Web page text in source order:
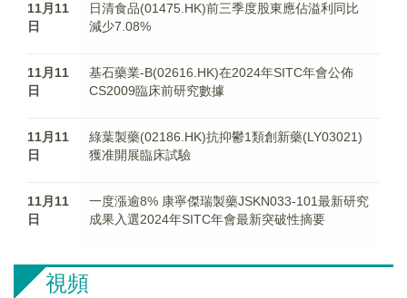
11月11
日
日清食品(01475.HK)前三季度股東應佔溢利同比
減少7.08%
11月11
日
基石藥業-B(02616.HK)在2024年SITC年會公佈
CS2009臨床前研究數據
11月11
日
綠葉製藥(02186.HK)抗抑鬱1類創新藥(LY03021)
獲准開展臨床試驗
11月11
日
一度漲逾8% 康寧傑瑞製藥JSKN033-101最新研究
成果入選2024年SITC年會最新突破性摘要
視頻